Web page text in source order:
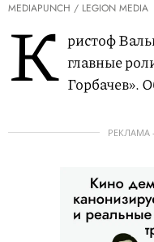
MEDIAPUNCH / LEGION MEDIA
К ристоф
главные
Горбачев».
РЕКЛАМА